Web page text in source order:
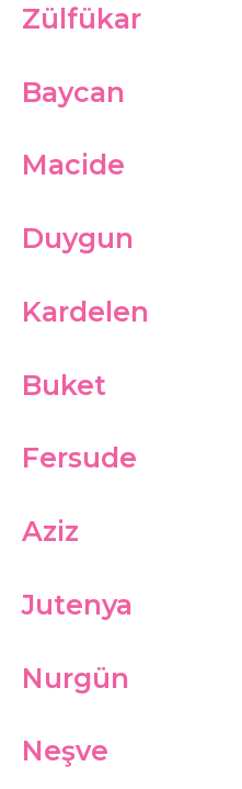
Zülfükar
Baycan
Macide
Duygun
Kardelen
Buket
Fersude
Aziz
Jutenya
Nurgün
Neşve